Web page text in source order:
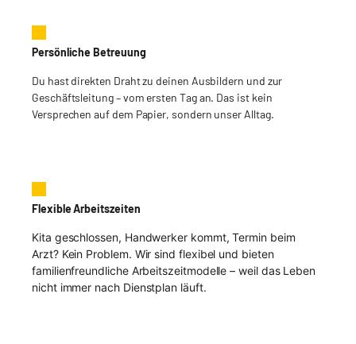
Persönliche Betreuung
Du hast direkten Draht zu deinen Ausbildern und zur
Geschäftsleitung – vom ersten Tag an. Das ist kein
Versprechen auf dem Papier, sondern unser Alltag.
Flexible Arbeitszeiten
Kita geschlossen, Handwerker kommt, Termin beim
Arzt? Kein Problem. Wir sind flexibel und bieten
familienfreundliche Arbeitszeitmodelle – weil das Leben
nicht immer nach Dienstplan läuft.